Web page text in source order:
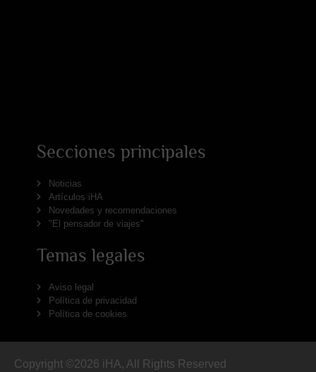
Secciones principales
Noticias
Artículos iHA
Novedades y recomendaciones
"El pensador de viajes"
Temas legales
Aviso legal
Política de privacidad
Política de cookies
Copyright ©2026 iHA, All Rights Reserved